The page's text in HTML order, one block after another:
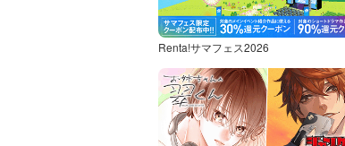
Renta!サマフェス2026